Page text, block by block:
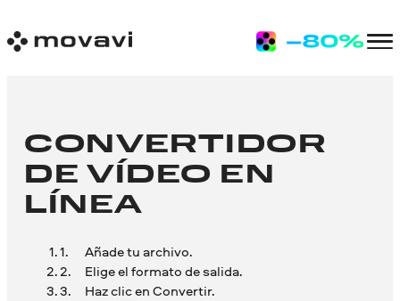
CONVERTIDOR
DE VÍDEO EN
LÍNEA
Añade tu archivo.
Elige el formato de salida.
Haz clic en Convertir.